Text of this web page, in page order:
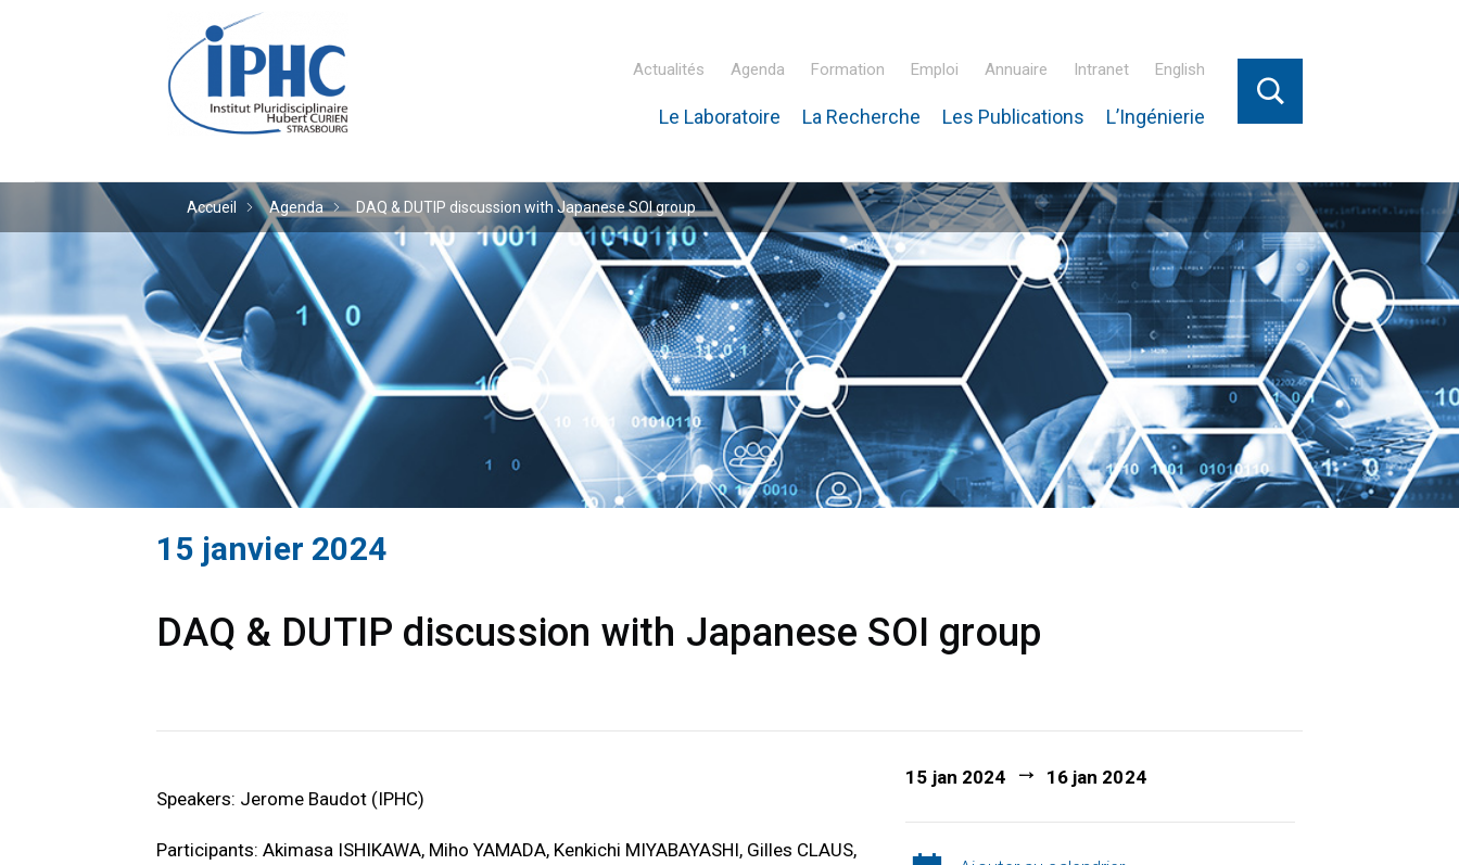
Institut pluridisciplinaire Hubert Curien – IPHC
Actualités Agenda Formation Emploi Annuaire Intranet English
Le Laboratoire La Recherche Les Publications L’Ingénierie
Accueil Agenda DAQ & DUTIP discussion with Japanese SOI group
15 janvier 2024
DAQ & DUTIP discussion with Japanese SOI group
Speakers: Jerome Baudot (IPHC)
Participants: Akimasa ISHIKAWA, Miho YAMADA, Kenkichi MIYABAYASHI, Gilles CLAUS,
15 jan 2024 16 jan 2024